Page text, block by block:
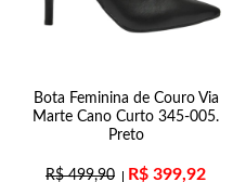
Bota Feminina de Couro Via
Marte Cano Curto 345-005.
Preto
R$499,90 R$ 399,92